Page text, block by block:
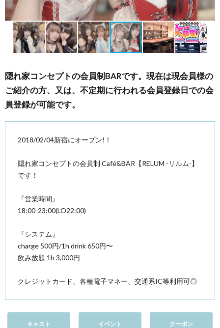
隠れ家コンセプトの会員制BARです。現在は現会員様の
ご紹介の方、又は、不定期に行われる会員登録日での会
員登録が可能です。
2018/02/04新宿にオープン!！
隠れ家コンセプトの会員制 Café&BAR【RELUM -リルム-】
です！
『営業時間』
18:00-23:00(LO22:00)
『システム』
charge 500円/1h drink 650円〜
飲み放題 1h 3,000円
クレジットカード、各種電子マネー、交通系IC等利用可◎
キャスト イベント クーポン